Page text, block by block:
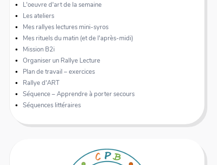
L'oeuvre d'art de la semaine
Les ateliers
Mes rallyes lectures mini-syros
Mes rituels du matin (et de l'après-midi)
Mission B2i
Organiser un Rallye Lecture
Plan de travail – exercices
Rallye d'ART
Séquence – Apprendre à porter secours
Séquences littéraires